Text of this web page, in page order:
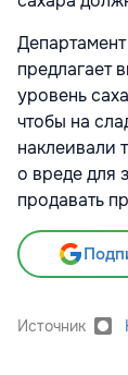
предлагает
уровень
чтобы на
наклеивали
о вреде для
продавать
Источник